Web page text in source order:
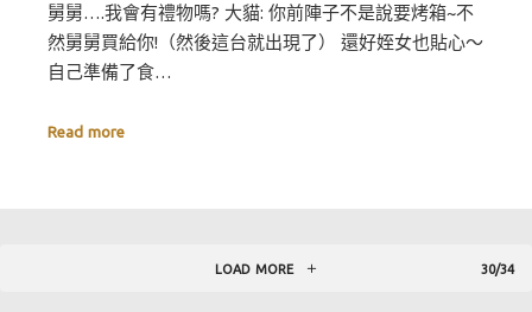
舅舅….我會有禮物嗎? 大貓: 你前陣子不是說要烤箱~不
然舅舅買給你!（然後這台就出現了） 還好姪女也貼心～
自己準備了食…
Read more
LOAD MORE 30/34